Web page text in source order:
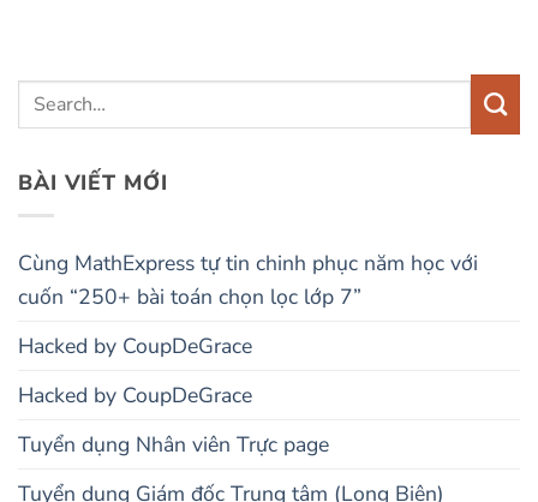
BÀI VIẾT MỚI
Cùng MathExpress tự tin chinh phục năm học với
cuốn “250+ bài toán chọn lọc lớp 7”
Hacked by CoupDeGrace
Hacked by CoupDeGrace
Tuyển dụng Nhân viên Trực page
Tuyển dụng Giám đốc Trung tâm (Long Biên)